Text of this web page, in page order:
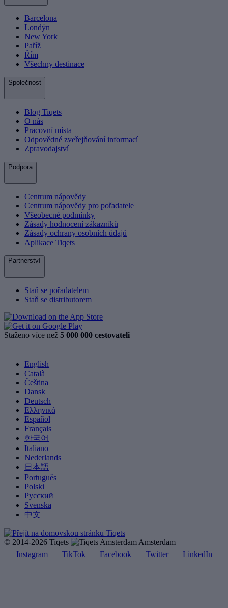
Barcelona
Londýn
New York
Paříž
Řím
Všechny destinace
Společnost
Blog Tiqets
O nás
Pracovní místa
Odpovědné zveřejňování informací
Zpravodajství
Podpora
Centrum nápovědy
Centrum nápovědy pro pořadatele
Všeobecné podmínky
Zásady hodnocení zákazníků
Zásady ochrany osobních údajů
Aplikace Tiqets
Partnerství
Staň se pořadatelem
Staň se distributorem
Staženo více než 5 000 000 cestovateli
English
Català
Čeština
Dansk
Deutsch
Ελληνικά
Español
Français
한국어
Italiano
Nederlands
日本語
Português
Polski
Русский
Svenska
中文
© 2014-2026 Tiqets
Amsterdam
Instagram
TikTok Facebook Twitter LinkedIn